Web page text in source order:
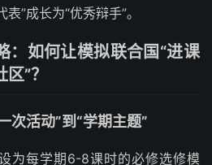
”成长为“优秀辩手”。
：如何让模拟联合国“进课
”？
次活动”到“学期主题”
为每学期6-8课时的必修选修模